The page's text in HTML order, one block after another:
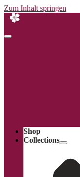
Zum Inhalt springen
Shop
Collections